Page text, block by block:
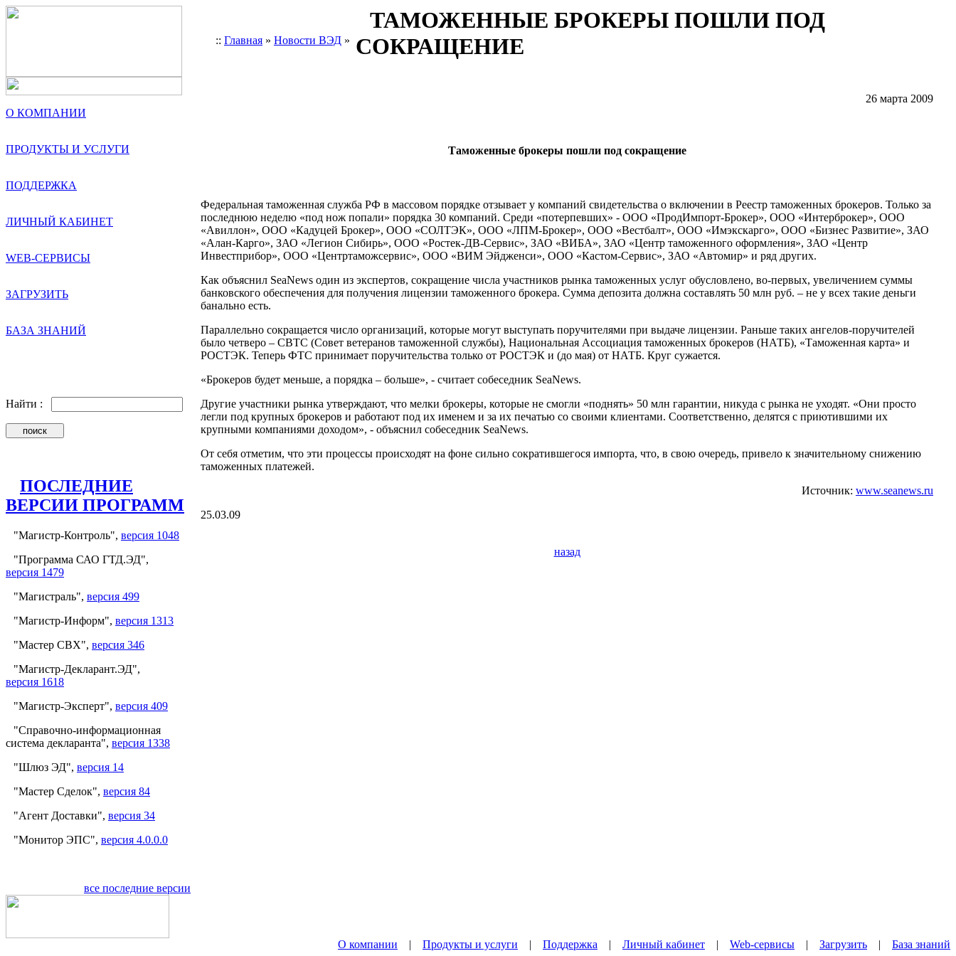
:: Главная » Новости ВЭД »
ТАМОЖЕННЫЕ БРОКЕРЫ ПОШЛИ ПОД
СОКРАЩЕНИЕ
О КОМПАНИИ
ПРОДУКТЫ И УСЛУГИ
ПОДДЕРЖКА
ЛИЧНЫЙ КАБИНЕТ
WEB-СЕРВИСЫ
ЗАГРУЗИТЬ
БАЗА ЗНАНИЙ
Найти :
ПОСЛЕДНИЕ
ВЕРСИИ ПРОГРАММ
"Магистр-Контроль", версия 1048
"Программа САО ГТД.ЭД",
версия 1479
"Магистраль", версия 499
"Магистр-Информ", версия 1313
"Мастер СВХ", версия 346
"Магистр-Декларант.ЭД",
версия 1618
"Магистр-Эксперт", версия 409
"Справочно-информационная
система декларанта", версия 1338
"Шлюз ЭД", версия 14
"Мастер Сделок", версия 84
"Агент Доставки", версия 34
"Монитор ЭПС", версия 4.0.0.0
все последние версии
26 марта 2009
Таможенные брокеры пошли под сокращение
Федеральная таможенная служба РФ в массовом порядке отзывает у компаний свидетельства о включении в Реестр таможенных брокеров. Только за
последнюю неделю «под нож попали» порядка 30 компаний. Среди «потерпевших» - ООО «ПродИмпорт-Брокер», ООО «Интерброкер», ООО
«Авиллон», ООО «Кадуцей Брокер», ООО «СОЛТЭК», ООО «ЛПМ-Брокер», ООО «Вестбалт», ООО «Имэкскарго», ООО «Бизнес Развитие», ЗАО
«Алан-Карго», ЗАО «Легион Сибирь», ООО «Ростек-ДВ-Сервис», ЗАО «ВИБА», ЗАО «Центр таможенного оформления», ЗАО «Центр
Инвестприбор», ООО «Центртаможсервис», ООО «ВИМ Эйдженси», ООО «Кастом-Сервис», ЗАО «Автомир» и ряд других.
Как объяснил SeaNews один из экспертов, сокращение числа участников рынка таможенных услуг обусловлено, во-первых, увеличением суммы
банковского обеспечения для получения лицензии таможенного брокера. Сумма депозита должна составлять 50 млн руб. – не у всех такие деньги
банально есть.
Параллельно сокращается число организаций, которые могут выступать поручителями при выдаче лицензии. Раньше таких ангелов-поручителей
было четверо – СВТС (Совет ветеранов таможенной службы), Национальная Ассоциация таможенных брокеров (НАТБ), «Таможенная карта» и
РОСТЭК. Теперь ФТС принимает поручительства только от РОСТЭК и (до мая) от НАТБ. Круг сужается.
«Брокеров будет меньше, а порядка – больше», - считает собеседник SeaNews.
Другие участники рынка утверждают, что мелки брокеры, которые не смогли «поднять» 50 млн гарантии, никуда с рынка не уходят. «Они просто
легли под крупных брокеров и работают под их именем и за их печатью со своими клиентами. Соответственно, делятся с приютившими их
крупными компаниями доходом», - объяснил собеседник SeaNews.
От себя отметим, что эти процессы происходят на фоне сильно сократившегося импорта, что, в свою очередь, привело к значительному снижению
таможенных платежей.
Источник: www.seanews.ru
25.03.09
назад
О компании | Продукты и услуги | Поддержка | Личный кабинет | Web-сервисы | Загрузить | База знаний